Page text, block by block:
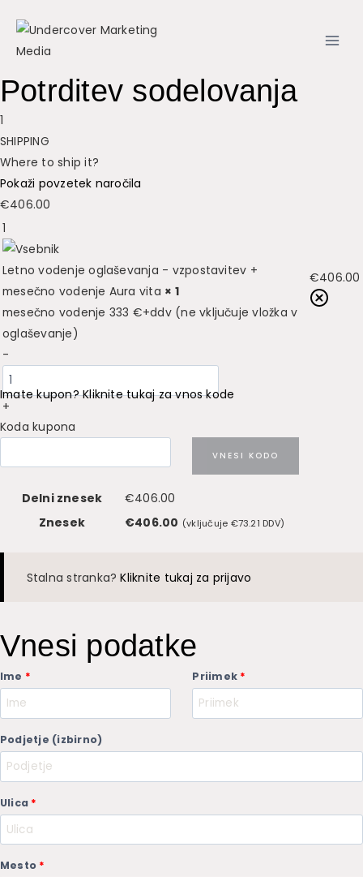
content
Potrditev sodelovanja
1
SHIPPING
Where to ship it?
Pokaži povzetek naročila
€406.00
1
Letno vodenje oglaševanja - vzpostavitev +
mesečno vodenje Aura vita × 1
mesečno vodenje 333 €+ddv (ne vključuje vložka v
oglaševanje)
-
+
€406.00
Imate kupon? Kliknite tukaj za vnos kode
Koda kupona
VNESI KODO
Delni znesek €406.00
Znesek
€406.00 (vključuje €73.21 DDV)
Stalna stranka?Kliknite tukaj za prijavo
Vnesi podatke
Ime * Priimek *
Podjetje (izbirno)
Ulica *
Mesto *